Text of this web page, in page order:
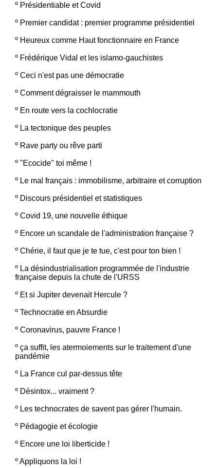
º Présidentiable et Covid
º Premier candidat : premier programme présidentiel
º Heureux comme Haut fonctionnaire en France
º Frédérique Vidal et les islamo-gauchistes
º Ceci n'est pas une démocratie
º Comment dégraisser le mammouth
º En route vers la cochlocratie
º La tectonique des peuples
º Rave party ou rêve parti
º "Ecocide" toi même !
º Le mal français : immobilisme, arbitraire et corruption
º Discours présidentiel et statistiques
º Covid 19, une nouvelle éthique
º Encore un scandale de l'administration française ?
º Chérie, il faut que je te tue, c'est pour ton bien !
º La désindustrialisation programmée de l'industrie
française depuis la chute de l'URSS
º Et si Jupiter devenait Hercule ?
º Technocratie en Absurdie
º Coronavirus, pauvre France !
º ça suffit, les atermoiements sur le traitement d'une
pandémie
º La France cul par-dessus tête
º Désintox... vraiment ?
º Les technocrates de savent pas gérer l'humain.
º Pédagogie et écologie
º Encore une loi liberticide !
ºAppliquons la loi !